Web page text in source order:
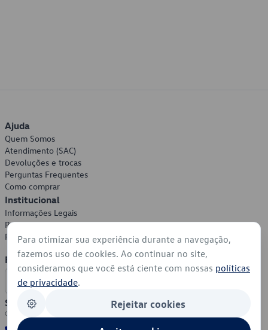
Ajuda
Quem Somos
Atendimento (SAC)
Devoluções e trocas
Perguntas Frequentes
Como comprar
Institucional
Informações Legais
Política de Privacidade
Política de Cookies
Formas de Pagamento
Segurança
Para otimizar sua experiência durante a navegação,
fazemos uso de cookies. Ao continuar no site,
consideramos que você está ciente com nossas políticas
de privacidade.
Rejeitar cookies